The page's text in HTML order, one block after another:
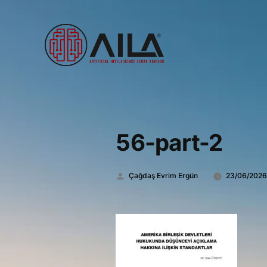
56-part-2
Gönderen:
Çağdaş Evrim Ergün 23/06/2026